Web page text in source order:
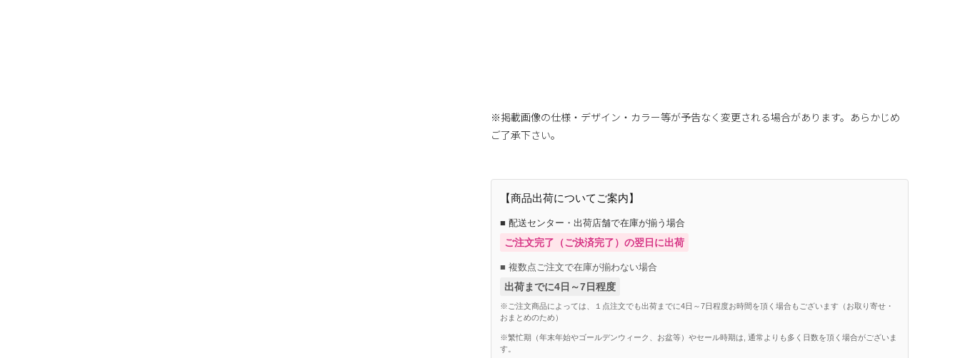
※掲載画像の仕様・デザイン・カラー等が予告なく変更される場合があります。あらかじめ
ご了承下さい。
【商品出荷についてご案内】
■ 配送センター・出荷店舗で在庫が揃う場合
ご注文完了（ご決済完了）の翌日に出荷
■ 複数点ご注文で在庫が揃わない場合
出荷までに4日～7日程度
※ご注文商品によっては、１点注文でも出荷までに4日～7日程度お時間を頂く場合もございます（お取り寄せ・
おまとめのため）
※繁忙期（年末年始やゴールデンウィーク、お盆等）やセール時期は, 通常よりも多く日数を頂く場合がございま
す。